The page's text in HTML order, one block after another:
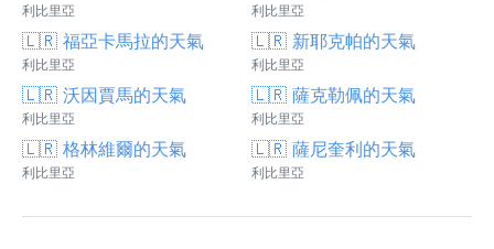
利比里亞 利比里亞
🇱🇷 福亞卡馬拉的天氣
利比里亞
🇱🇷 新耶克帕的天氣
利比里亞
🇱🇷 沃因賈馬的天氣
利比里亞
🇱🇷 薩克勒佩的天氣
利比里亞
🇱🇷 格林維爾的天氣
利比里亞
🇱🇷 薩尼奎利的天氣
利比里亞